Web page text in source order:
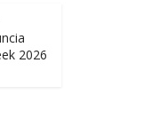
2026